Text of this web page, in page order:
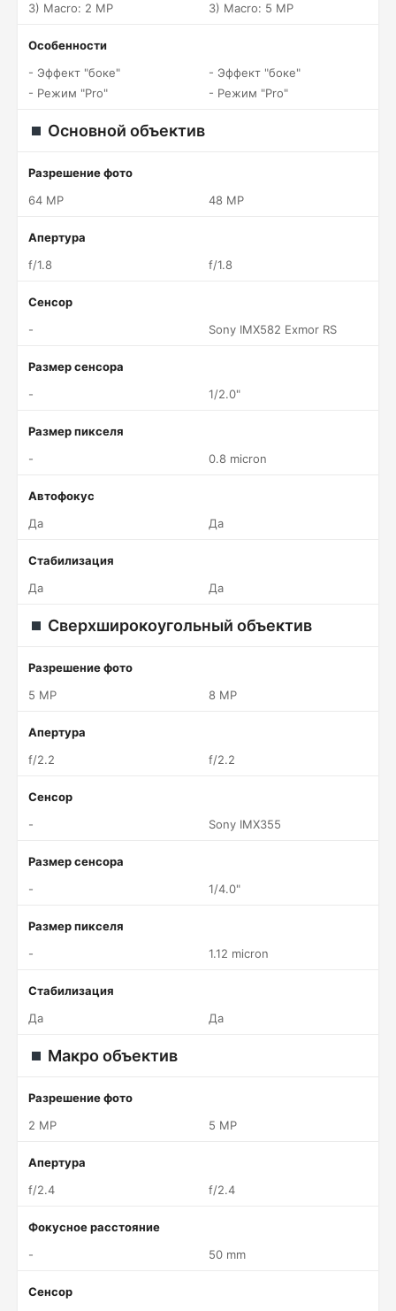
3) Macro: 2 MP
3) Macro: 5 MP
Особенности
- Эффект "боке"
- Режим "Pro"
- Эффект "боке"
- Режим "Pro"
Основной объектив
Разрешение фото
64 MP
48 MP
Апертура
f/1.8
f/1.8
Сенсор
-
Sony IMX582 Exmor RS
Размер сенсора
-
1/2.0"
Размер пикселя
-
0.8 micron
Автофокус
Да
Да
Стабилизация
Да
Да
Сверхширокоугольный объектив
Разрешение фото
5 MP
8 MP
Апертура
f/2.2
f/2.2
Сенсор
-
Sony IMX355
Размер сенсора
-
1/4.0"
Размер пикселя
-
1.12 micron
Стабилизация
Да
Да
Макро объектив
Разрешение фото
2 MP
5 MP
Апертура
f/2.4
f/2.4
Фокусное расстояние
-
50 mm
Сенсор